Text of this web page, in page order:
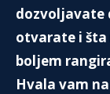
dozvoljavate
otvarate i šta
boljem
Hvala vam
pobedi. Ne
Lavovi,